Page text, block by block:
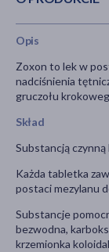
Opis
Zoxon to lek w
nadciśnienia
gruczołu
Skład
Substancją
Każda tabletka
postaci mezylanu
Substancje
bezwodna,
krzemionka